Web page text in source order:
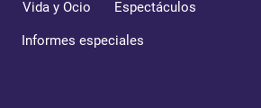
Vida y Ocio Espectáculos
Informes especiales